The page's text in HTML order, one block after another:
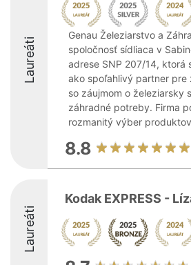
Laureáti
Genau Železiarstvo a
spoločnosť sídliaca v
adrese SNP 207/14, ktorá
ako spoľahlivý partner pre
so záujmom o železiarsky
záhradné potreby. Firma
rozmanitý výber
8.8
Laureáti
Kodak EXPRESS -